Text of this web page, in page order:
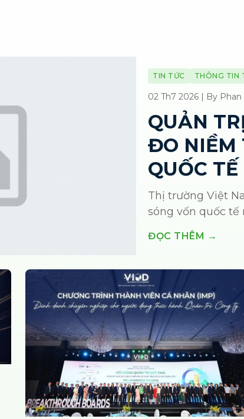
TIN TỨC THÔNG TIN
02 Th7 2026 | By
QUẢN
ĐO NIỀM
QUỐC TẾ
Thị trường Việt
sóng vốn quốc tế
ĐỌC THÊM →